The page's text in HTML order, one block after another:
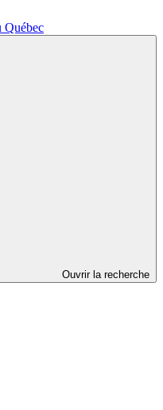
Ouvrir la recherche